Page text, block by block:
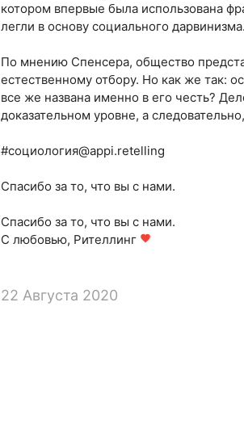
котором впервые была использована
легли в основу социального дарвинизма.
По мнению Спенсера, общество
естественному отбору. Но как же так:
все же названа именно в его честь?
доказательном уровне, а
#социология@appi.retelling
Спасибо за то, что вы с нами.
Спасибо за то, что вы с нами.
С любовью, Рителлинг favorite
22 Августа 2020